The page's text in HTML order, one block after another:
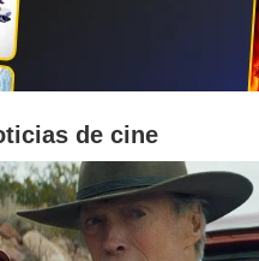
de cine